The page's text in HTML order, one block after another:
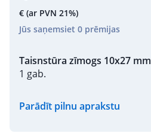
€ (ar PVN 21%)
Jūs saņemsiet 0 prēmijas
Taisnstūra zīmogs 10x27 mm
1 gab.
Parādīt pilnu aprakstu